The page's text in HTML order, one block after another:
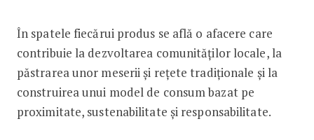
În spatele fiecărui produs se află o afacere care
contribuie la dezvoltarea comunităților locale, la
păstrarea unor meserii și rețete tradiționale și la
construirea unui model de consum bazat pe
proximitate, sustenabilitate și responsabilitate.